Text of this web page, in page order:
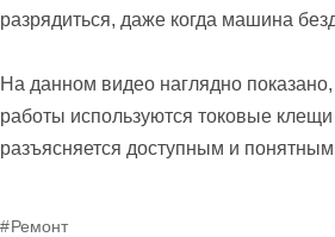
разрядиться, даже когда машина
На данном видео наглядно
работы используются токовые
разъясняется доступным и
Ремонт